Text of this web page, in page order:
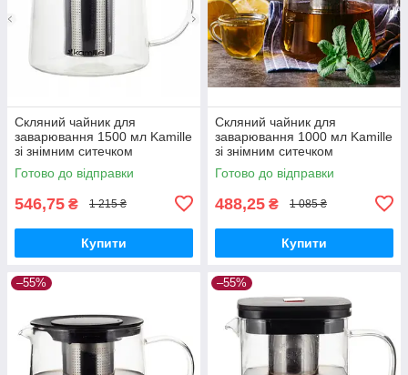
Скляний чайник для
заварювання 1500 мл Kamille
зі знімним ситечком
Готово до відправки
546,75 ₴ 1 215 ₴
Купити
Скляний чайник для
заварювання 1000 мл Kamille
зі знімним ситечком
Готово до відправки
488,25 ₴ 1 085 ₴
Купити
–55% –55%